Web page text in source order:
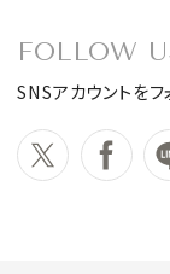
FOLLOW
SNSアカウントを